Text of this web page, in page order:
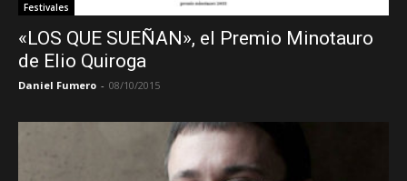
Festivales
«LOS QUE SUEÑAN», el Premio Minotauro
de Elio Quiroga
Daniel Fumero - 08/10/2015